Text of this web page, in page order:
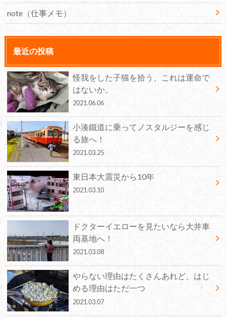
note（仕事メモ）
最近の投稿
怪我をした子猫を拾う、これは運命で
はないか。
2021.06.06
小湊鐵道に乗ってノスタルジーを感じ
る旅へ！
2021.03.25
東日本大震災から10年
2021.03.10
ドクターイエローを見たいなら大井車
両基地へ！
2021.03.08
やらない理由はたくさんあれど、はじ
める理由はただ一つ
2021.03.07